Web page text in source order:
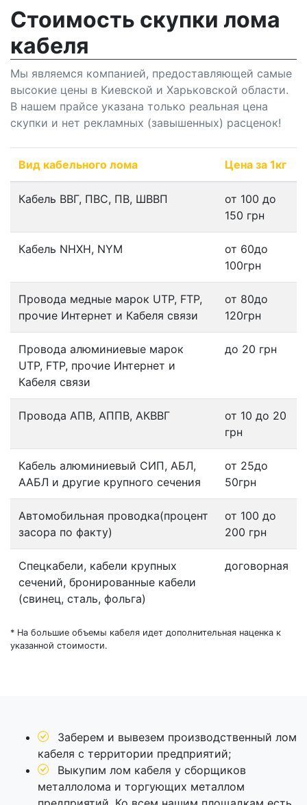
Стоимость скупки лома
кабеля
Мы являемся компанией, предоставляющей самые
высокие цены в Киевской и Харьковской области.
В нашем прайсе указана только реальная цена
скупки и нет рекламных (завышенных) расценок!
Вид кабельного лома Цена за 1кг
Кабель ВВГ, ПВС, ПВ, ШВВП
от 100 до
150 грн
Кабель NHXH, NYM
от 60до
100грн
Провода медные марок UTP, FTP,
прочие Интернет и Кабеля связи
от 80до
120грн
Провода алюминиевые марок
UTP, FTP, прочие Интернет и
Кабеля связи
до 20 грн
Провода АПВ, АППВ, АКВВГ
от 10 до 20
грн
Кабель алюминиевый СИП, АБЛ,
ААБЛ и другие крупного сечения
от 25до
50грн
Автомобильная проводка(процент
засора по факту)
от 100 до
200 грн
Спецкабели, кабели крупных
сечений, бронированные кабели
(свинец, сталь, фольга)
договорная
* На большие объемы кабеля идет дополнительная наценка к
указанной стоимости.
Заберем и вывезем производственный лом
кабеля с территории предприятий;
Выкупим лом кабеля у сборщиков
металлолома и торгующих металлом